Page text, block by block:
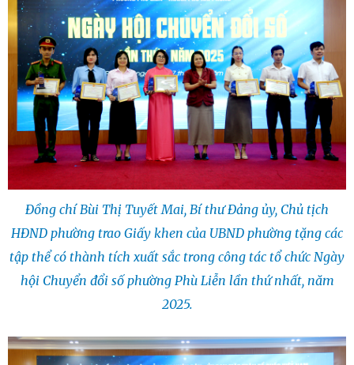
Đồng chí Bùi Thị Tuyết Mai, Bí thư Đảng ủy, Chủ tịch
HĐND phường trao Giấy khen của UBND phường tặng các
tập thể có thành tích xuất sắc trong công tác tổ chức Ngày
hội Chuyển đổi số phường Phù Liễn lần thứ nhất, năm
2025.